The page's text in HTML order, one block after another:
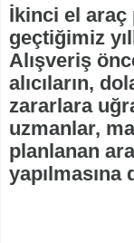
İkinci el araç
geçtiğimiz
Alışveriş
alıcıların,
zararlara
uzmanlar,
planlanan